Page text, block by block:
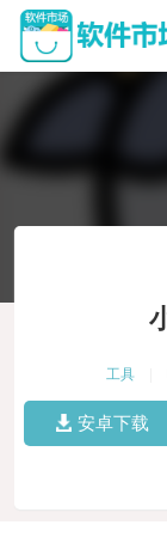
工具
安卓下载